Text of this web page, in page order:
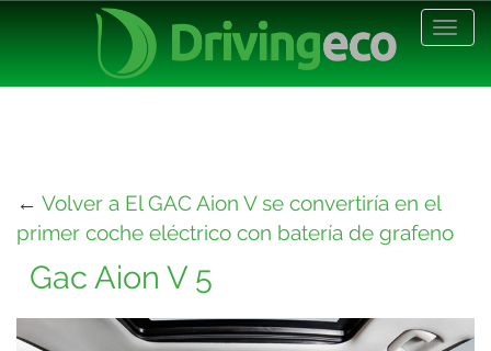
← Volver a El GAC Aion V se convertiría en el
primer coche eléctrico con batería de grafeno
Gac Aion V 5